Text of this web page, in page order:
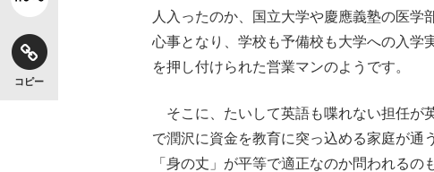
コピー
人入ったのか、国立大学や慶應義塾の医
心事となり、学校も予備校も大学への入学
を押し付けられた営業マンのようです。
そこに、たいして英語も喋れない担任が
で潤沢に資金を教育に突っ込める家庭が通
「身の丈」が平等で適正なのか問われるの